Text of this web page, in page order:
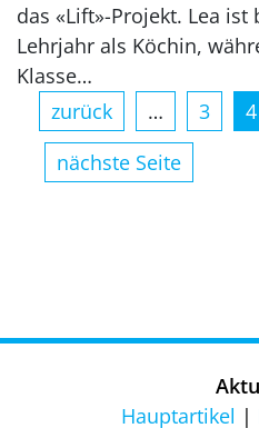
das «Lift»-Projekt. Lea
Lehrjahr als Köchin,
Klasse…
zurück
… 3 4
nächste Seite
Hauptartikel